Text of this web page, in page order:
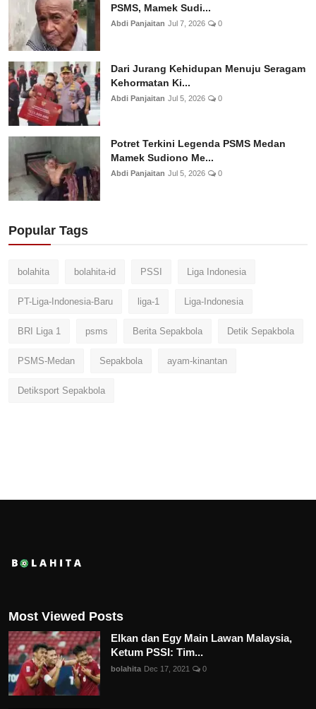
PSMS, Mamek Sudi...
Abdi Panjaitan Jul 7, 2026 0
Dari Jurang Kehidupan Menuju Seragam
Kehormatan Ki...
Abdi Panjaitan Jul 5, 2026 0
Potret Terkini Legenda PSMS Medan
Mamek Sudiono Me...
Abdi Panjaitan Jul 5, 2026 0
Popular Tags
bolahita bolahita-id PSSI Liga Indonesia
PT-Liga-Indonesia-Baru liga-1 Liga-Indonesia
BRI Liga 1 psms Berita Sepakbola Detik Sepakbola
PSMS-Medan Sepakbola ayam-kinantan
Detiksport Sepakbola
Most Viewed Posts
Elkan dan Egy Main Lawan Malaysia,
Ketum PSSI: Tim...
bolahita Dec 17, 2021 0